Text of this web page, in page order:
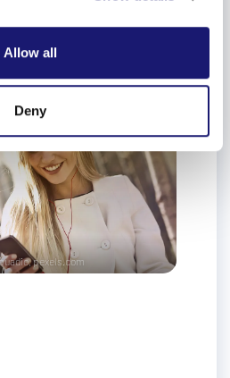
information that you’ve
collected from your use
Allow all
Deny
pexels.com